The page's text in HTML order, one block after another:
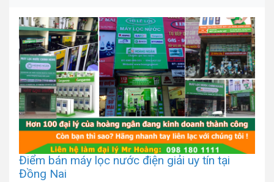
Điểm bán máy lọc nước điện giải uy tín tại
Đồng Nai